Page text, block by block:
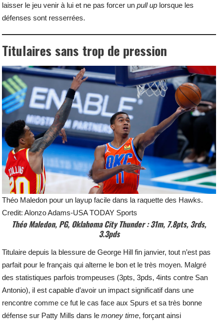
laisser le jeu venir à lui et ne pas forcer unpull up lorsque les
défenses sont resserrées.
Titulaires sans trop de pression
Théo Maledon pour un layup facile dans la raquette des Hawks.
Credit: Alonzo Adams-USA TODAY Sports
Théo Maledon, PG, Oklahoma City Thunder : 31m, 7.8pts, 3rds,
3.3pds
Titulaire depuis la blessure de George Hill fin janvier, tout n’est pas
parfait pour le français qui alterne le bon et le très moyen. Malgré
des statistiques parfois trompeuses (3pts, 3pds, 4ints contre San
Antonio), il est capable d’avoir un impact significatif dans une
rencontre comme ce fut le cas face aux Spurs et sa très bonne
défense sur Patty Mills dans lemoney time, forçant ainsi